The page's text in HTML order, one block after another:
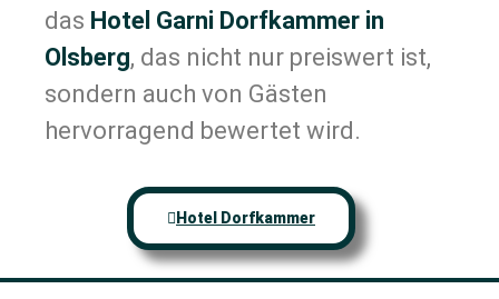
das Hotel Garni Dorfkammer in
Olsberg, das nicht nur preiswert ist,
sondern auch von Gästen
hervorragend bewertet wird.
Hotel Dorfkammer